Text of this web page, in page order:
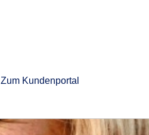
Zum Kundenportal